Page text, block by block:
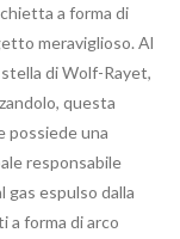
a forma di
meraviglioso. Al
di Wolf-Rayet,
questa
possiede una
responsabile
gas espulso dalla
a forma di arco